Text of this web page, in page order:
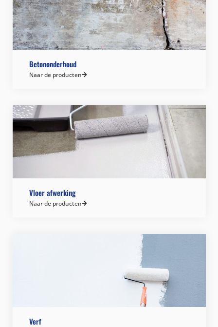
Betononderhoud
Naar de producten
Vloer afwerking
Naar de producten
Verf